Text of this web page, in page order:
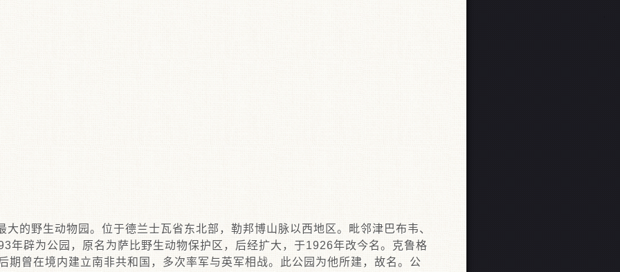
大的野生动物园。位于德兰士瓦省东北部，勒邦博山脉以西地区。毗邻津巴布韦、
年辟为公园，原名为萨比野生动物保护区，后经扩大，于1926年改今名。克鲁格
期曾在境内建立南非共和国，多次率军与英军相战。此公园为他所建，故名。公